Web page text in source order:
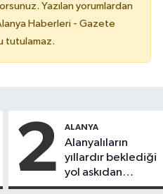
Yazılan yorumlardan
Haberleri - Gazete
tutulamaz.
2 ALANYA
Alanyalıların
yıllardır beklediği
yol askıdan
döndü